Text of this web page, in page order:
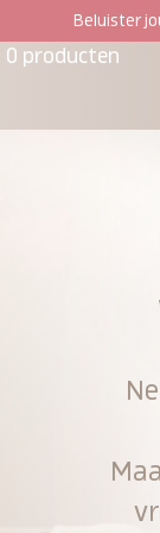
Beluister
0 producten